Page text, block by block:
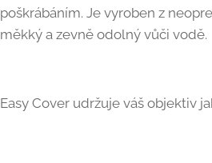
poškrábáním. Je vyroben z
měkký a zevně odolný vůči vodě.
Easy Cover udržuje váš objektiv